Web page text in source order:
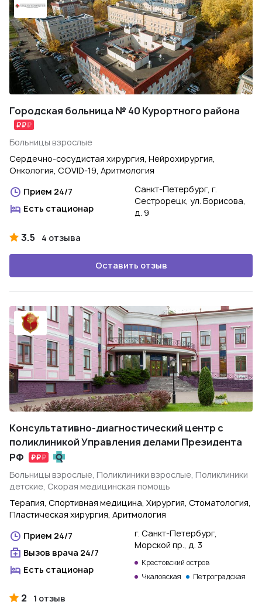
Городская больница № 40 Курортного района
Больницы взрослые
Сердечно-сосудистая хирургия, Нейрохирургия,
Онкология, COVID-19, Аритмология
Прием 24/7
Есть стационар
Санкт-Петербург, г.
Сестрорецк, ул. Борисова,
д. 9
3.5 4 отзыва
Оставить отзыв
Консультативно-диагностический центр с
поликлиникой Управления делами Президента
РФ
Больницы взрослые, Поликлиники взрослые, Поликлиники
детские, Скорая медицинская помощь
Терапия, Спортивная медицина, Хирургия, Стоматология,
Пластическая хирургия, Аритмология
Прием 24/7
Вызов врача 24/7
Есть стационар
г. Санкт-Петербург,
Морской пр., д. 3
Крестовский остров
Чкаловская
Петроградская
2 1 отзыв